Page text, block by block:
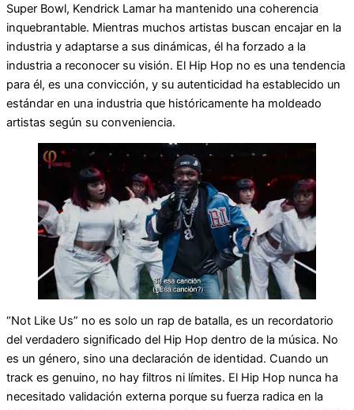
Super Bowl, Kendrick Lamar ha mantenido una coherencia
inquebrantable. Mientras muchos artistas buscan encajar en la
industria y adaptarse a sus dinámicas, él ha forzado a la
industria a reconocer su visión. El Hip Hop no es una tendencia
para él, es una convicción, y su autenticidad ha establecido un
estándar en una industria que históricamente ha moldeado
artistas según su conveniencia.
“Not Like Us” no es solo un rap de batalla, es un recordatorio
del verdadero significado del Hip Hop dentro de la música. No
es un género, sino una declaración de identidad. Cuando un
track es genuino, no hay filtros ni límites. El Hip Hop nunca ha
necesitado validación externa porque su fuerza radica en la